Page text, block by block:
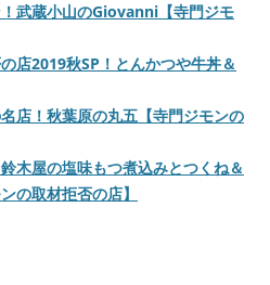
武蔵小山のGiovanni【寺門ジモ
店2019秋SP！とんかつや牛丼＆
店！秋葉原の丸五【寺門ジモンの
木屋の塩味もつ煮込みとつくね＆
の取材拒否の店】